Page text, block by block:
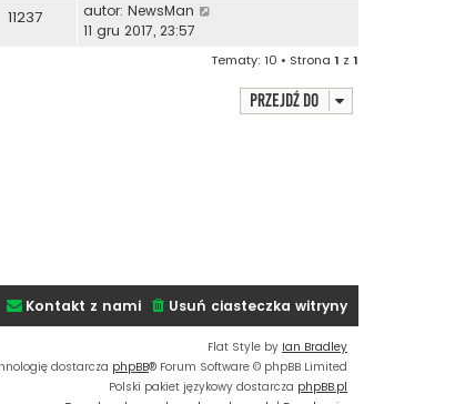
11237 autor: NewsMan
11 gru 2017, 23:57
Tematy: 10 • Strona 1 z 1
Przejdź do
Usuń ciasteczka witryny
Kontakt z nami
Flat Style by Ian Bradley
dostarcza phpBB® Forum Software © phpBB Limited
Polski pakiet językowy dostarcza phpBB.pl